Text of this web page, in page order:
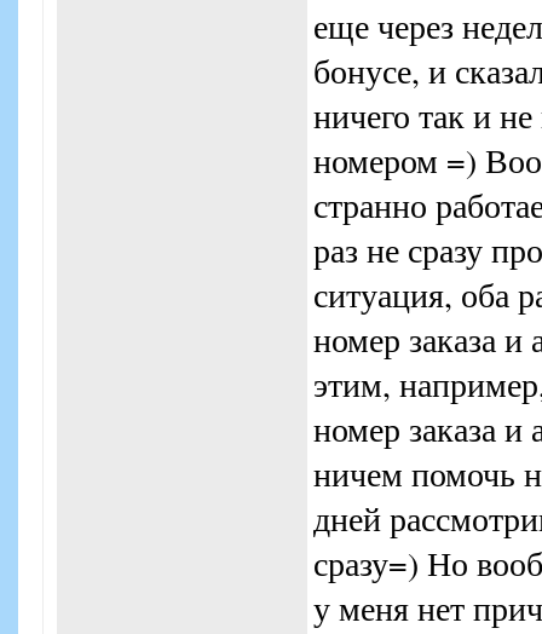
еще через
бонусе, и
ничего так и
номером =)
странно
раз не сразу
ситуация, оба
номер заказа и
этим,
номер заказа и
ничем помочь
дней
сразу=) Но
у меня нет